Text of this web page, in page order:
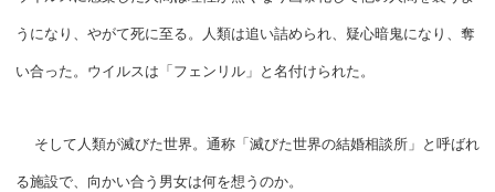
うになり、やがて死に至る。人類は追い詰められ、疑心暗鬼になり、奪
い合った。ウイルスは「フェンリル」と名付けられた。
そして人類が滅びた世界。通称「滅びた世界の結婚相談所」と呼ばれ
る施設で、向かい合う男女は何を想うのか。